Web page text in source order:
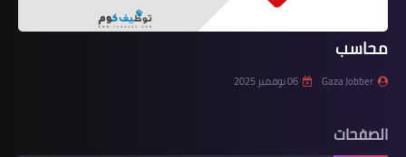
محاسب
Gaza Jobber 06 نوفمبر 2025
الصفحات